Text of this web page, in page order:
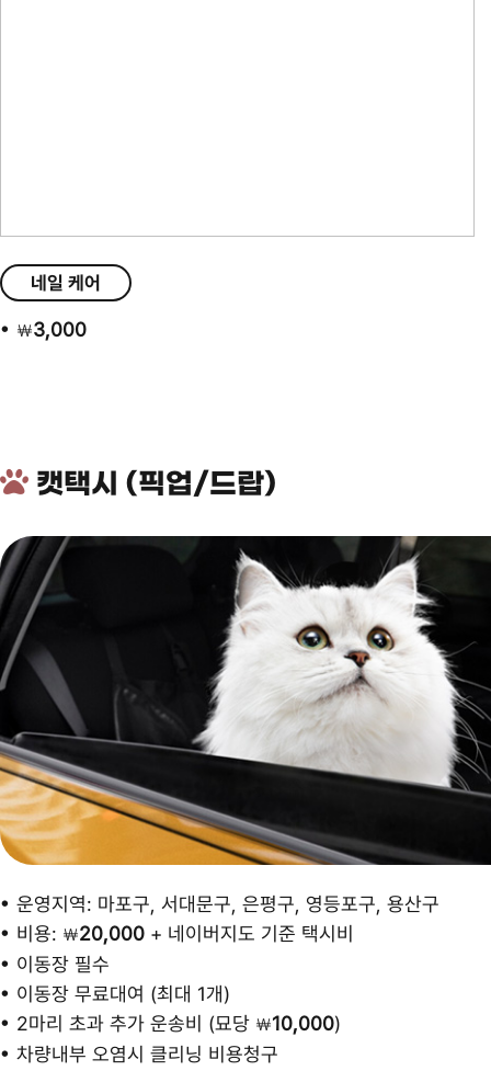
네일 케어
￦3,000
캣택시 (픽업/드랍)
운영지역: 마포구, 서대문구, 은평구, 영등포구, 용산구
비용: ￦20,000 + 네이버지도 기준 택시비
이동장 필수
이동장 무료대여 (최대 1개)
2마리 초과 추가 운송비 (묘당 ￦10,000)
차량내부 오염시 클리닝 비용청구